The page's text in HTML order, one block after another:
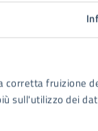
corretta fruizione
sull'utilizzo dei
questa